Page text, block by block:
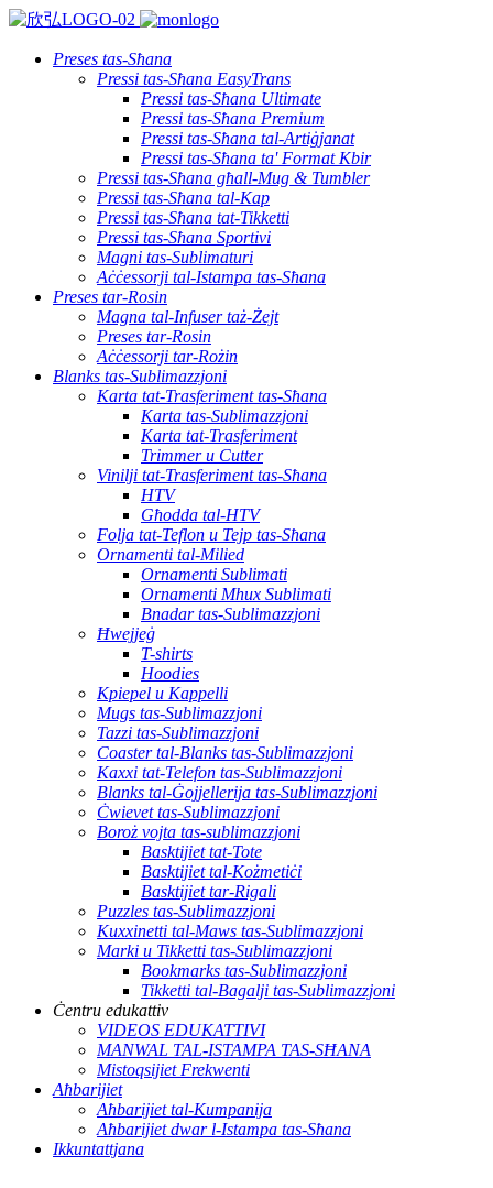
Preses tas-Sħana
Pressi tas-Sħana EasyTrans
Pressi tas-Sħana Ultimate
Pressi tas-Sħana Premium
Pressi tas-Sħana tal-Artiġjanat
Pressi tas-Sħana ta' Format Kbir
Pressi tas-Sħana għall-Mug & Tumbler
Pressi tas-Sħana tal-Kap
Pressi tas-Sħana tat-Tikketti
Pressi tas-Sħana Sportivi
Magni tas-Sublimaturi
Aċċessorji tal-Istampa tas-Sħana
Preses tar-Rosin
Magna tal-Infuser taż-Żejt
Preses tar-Rosin
Aċċessorji tar-Rożin
Blanks tas-Sublimazzjoni
Karta tat-Trasferiment tas-Sħana
Karta tas-Sublimazzjoni
Karta tat-Trasferiment
Trimmer u Cutter
Vinilji tat-Trasferiment tas-Sħana
HTV
Għodda tal-HTV
Folja tat-Teflon u Tejp tas-Sħana
Ornamenti tal-Milied
Ornamenti Sublimati
Ornamenti Mhux Sublimati
Bnadar tas-Sublimazzjoni
Ħwejjeġ
T-shirts
Hoodies
Kpiepel u Kappelli
Mugs tas-Sublimazzjoni
Tazzi tas-Sublimazzjoni
Coaster tal-Blanks tas-Sublimazzjoni
Kaxxi tat-Telefon tas-Sublimazzjoni
Blanks tal-Ġojjellerija tas-Sublimazzjoni
Ċwievet tas-Sublimazzjoni
Boroż vojta tas-sublimazzjoni
Basktijiet tat-Tote
Basktijiet tal-Kożmetiċi
Basktijiet tar-Rigali
Puzzles tas-Sublimazzjoni
Kuxxinetti tal-Maws tas-Sublimazzjoni
Marki u Tikketti tas-Sublimazzjoni
Bookmarks tas-Sublimazzjoni
Tikketti tal-Bagalji tas-Sublimazzjoni
Ċentru edukattiv
VIDEOS EDUKATTIVI
MANWAL TAL-ISTAMPA TAS-SĦANA
Mistoqsijiet Frekwenti
Aħbarijiet
Aħbarijiet tal-Kumpanija
Aħbarijiet dwar l-Istampa tas-Sħana
Ikkuntattjana